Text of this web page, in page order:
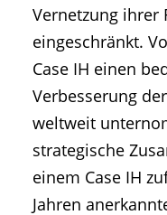
Vernetzung ihrer
eingeschränkt.
Case IH einen
Verbesserung
weltweit
strategische
einem Case IH
Jahren